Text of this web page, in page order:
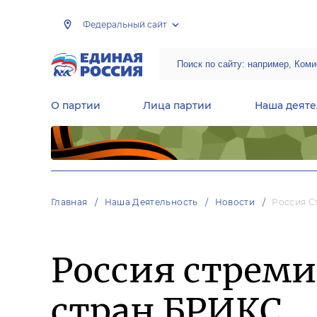
Федеральный сайт
О партии Лица партии Наша
Главная Наша Деятельность Новости Россия
Россия